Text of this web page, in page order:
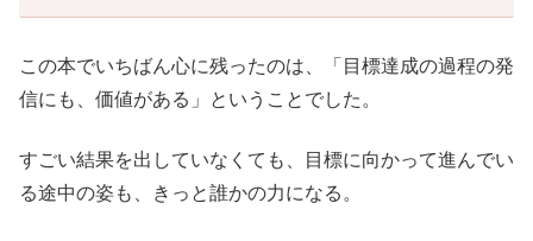
この本でいちばん心に残ったのは、「目標達成の過程の発
信にも、価値がある」ということでした。
すごい結果を出していなくても、目標に向かって進んでい
る途中の姿も、きっと誰かの力になる。